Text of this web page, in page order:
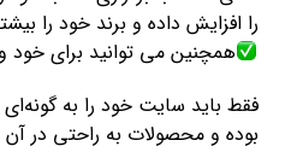
را افزایش داده و برند خود را
همچنین می توانید برای
فقط باید سایت خود را به
بوده و محصولات به راحتی در